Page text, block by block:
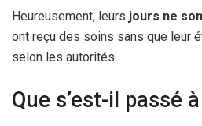
Heureusement, leurs jours ne
ont reçu des soins sans que leur
selon les autorités.
Que s’est-il passé